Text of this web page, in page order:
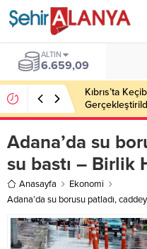
ALTIN
6.659,09
Kıbrıs’ta
Adana’da su
su bastı – Birlik
Anasayfa
Ekonomi
Adana’da su borusu patladı,